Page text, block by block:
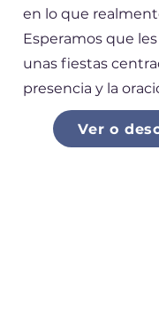
en lo que
Esperamos que
unas fiestas
presencia y la
Ver o